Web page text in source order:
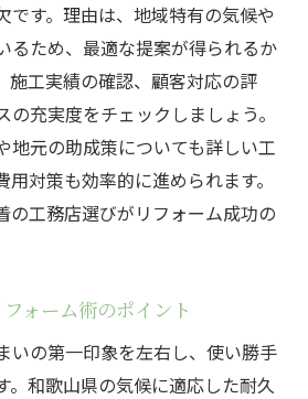
して補助金を最大限活用する
金申請をスムーズに進めるコ
補助金の最新情報をチェック
両立できるリフォーム術
るリフォームのポイント紹介
省エネ・耐震リフォームの魅
です。理由は、地域特有の気候や
るため、最適な提案が得られるか
施工実績の確認、顧客対応の評
充実度をチェックしましょう。
地元の助成策についても詳しい工
対策も効率的に進められます。
の工務店選びがリフォーム成功の
ォーム術のポイント
いの第一印象を左右し、使い勝手
。和歌山県の気候に適応した耐久